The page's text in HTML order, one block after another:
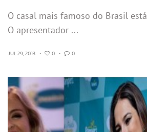
O casal mais famoso do Brasil
O apresentador ...
JUL 29, 2013 • 0 • 0